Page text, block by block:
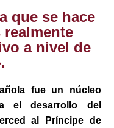
que se hace
a nivel de
fue un núcleo
el desarrollo del
al Príncipe de